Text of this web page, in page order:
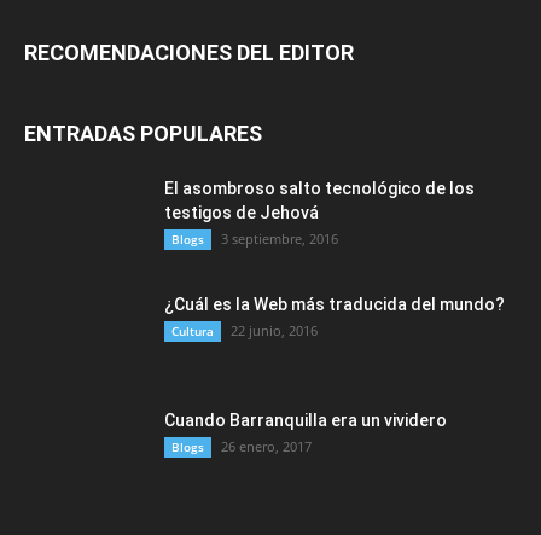
RECOMENDACIONES DEL EDITOR
ENTRADAS POPULARES
El asombroso salto tecnológico de los
testigos de Jehová
Blogs 3 septiembre, 2016
¿Cuál es la Web más traducida del mundo?
Cultura 22 junio, 2016
Cuando Barranquilla era un vividero
Blogs 26 enero, 2017